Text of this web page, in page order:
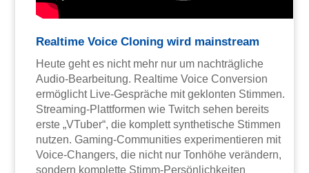
Realtime Voice Cloning wird mainstream
Heute geht es nicht mehr nur um nachträgliche
Audio-Bearbeitung. Realtime Voice Conversion
ermöglicht Live-Gespräche mit geklonten Stimmen.
Streaming-Plattformen wie Twitch sehen bereits
erste „VTuber“, die komplett synthetische Stimmen
nutzen. Gaming-Communities experimentieren mit
Voice-Changers, die nicht nur Tonhöhe verändern,
sondern komplette Stimm-Persönlichkeiten